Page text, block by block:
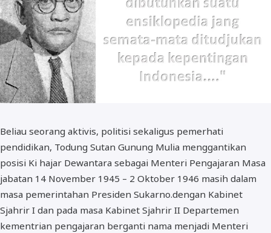
Beliau seorang aktivis, politisi sekaligus pemerhati
pendidikan, Todung Sutan Gunung Mulia menggantikan
posisi Ki hajar Dewantara sebagai Menteri Pengajaran Masa
jabatan 14 November 1945 – 2 Oktober 1946 masih dalam
masa pemerintahan Presiden Sukarno.dengan Kabinet
Sjahrir I dan pada masa Kabinet Sjahrir II Departemen
kementrian pengajaran berganti nama menjadi Menteri